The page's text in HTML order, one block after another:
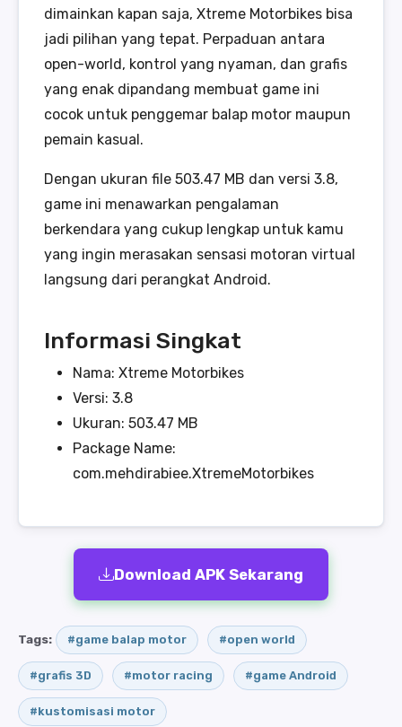
dimainkan kapan saja, Xtreme Motorbikes bisa
jadi pilihan yang tepat. Perpaduan antara
open-world, kontrol yang nyaman, dan grafis
yang enak dipandang membuat game ini
cocok untuk penggemar balap motor maupun
pemain kasual.
Dengan ukuran file 503.47 MB dan versi 3.8,
game ini menawarkan pengalaman
berkendara yang cukup lengkap untuk kamu
yang ingin merasakan sensasi motoran virtual
langsung dari perangkat Android.
Informasi Singkat
Nama: Xtreme Motorbikes
Versi: 3.8
Ukuran: 503.47 MB
Package Name:
com.mehdirabiee.XtremeMotorbikes
Download APK Sekarang
Tags: #game balap motor #open world
#grafis 3D #motor racing #game Android
#kustomisasi motor